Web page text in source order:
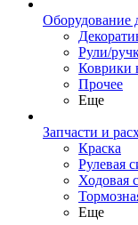
Оборудование
Рули/
Коврики
Прочее
Еще
Запчасти и
Краска
Рулевая
Ходовая
Еще